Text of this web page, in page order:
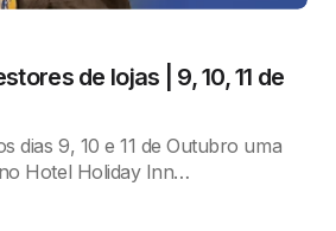
de lojas | 9, 10, 11 de
dias 9, 10 e 11 de Outubro uma
Hotel Holiday Inn…